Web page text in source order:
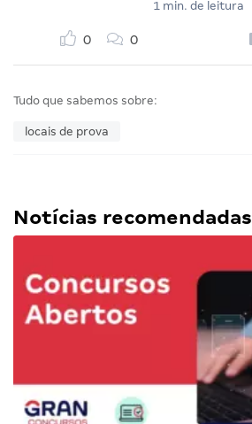
1 min. de leitura
0 0
Tudo que sabemos sobre:
locais de prova
Notícias recomendadas